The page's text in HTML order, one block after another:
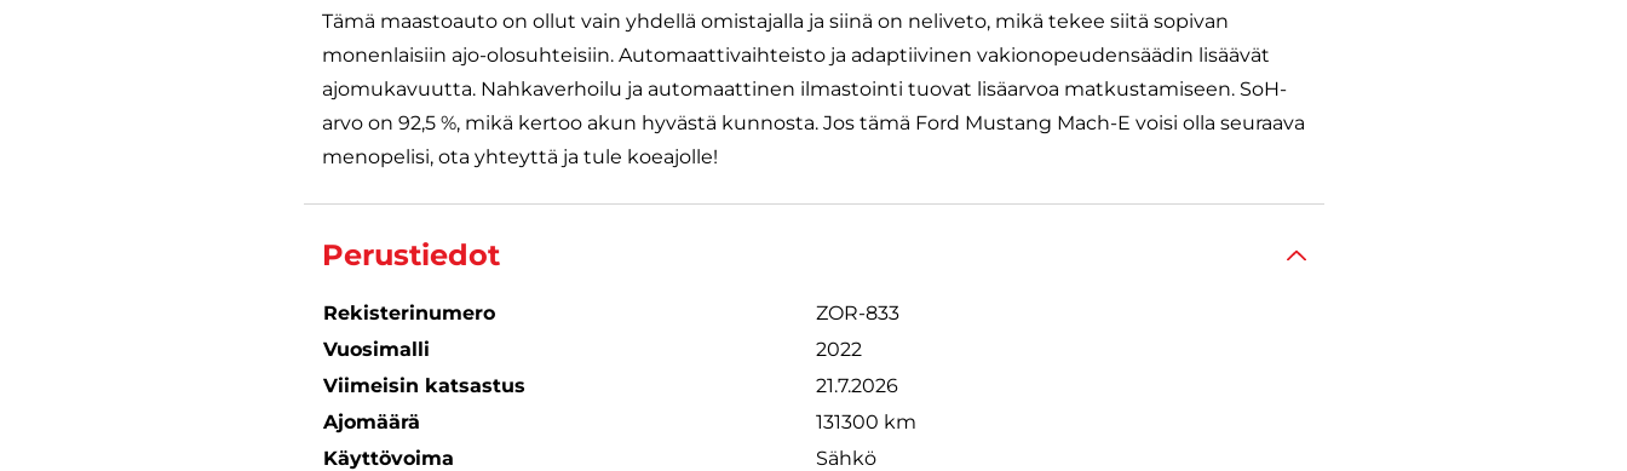
Tämä maastoauto on ollut vain yhdellä omistajalla ja siinä on neliveto, mikä tekee siitä sopivan
monenlaisiin ajo-olosuhteisiin. Automaattivaihteisto ja adaptiivinen vakionopeudensäädin lisäävät
ajomukavuutta. Nahkaverhoilu ja automaattinen ilmastointi tuovat lisäarvoa matkustamiseen. SoH-
arvo on 92,5 %, mikä kertoo akun hyvästä kunnosta. Jos tämä Ford Mustang Mach-E voisi olla seuraava
menopelisi, ota yhteyttä ja tule koeajolle!
Perustiedot
Rekisterinumero
ZOR-833
Vuosimalli
2022
Viimeisin katsastus
21.7.2026
Ajomäärä
131300 km
Käyttövoima
Sähkö